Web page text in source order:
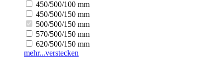
450/500/100 mm
450/500/150 mm
500/500/150 mm
570/500/150 mm
620/500/150 mm
mehr...verstecken